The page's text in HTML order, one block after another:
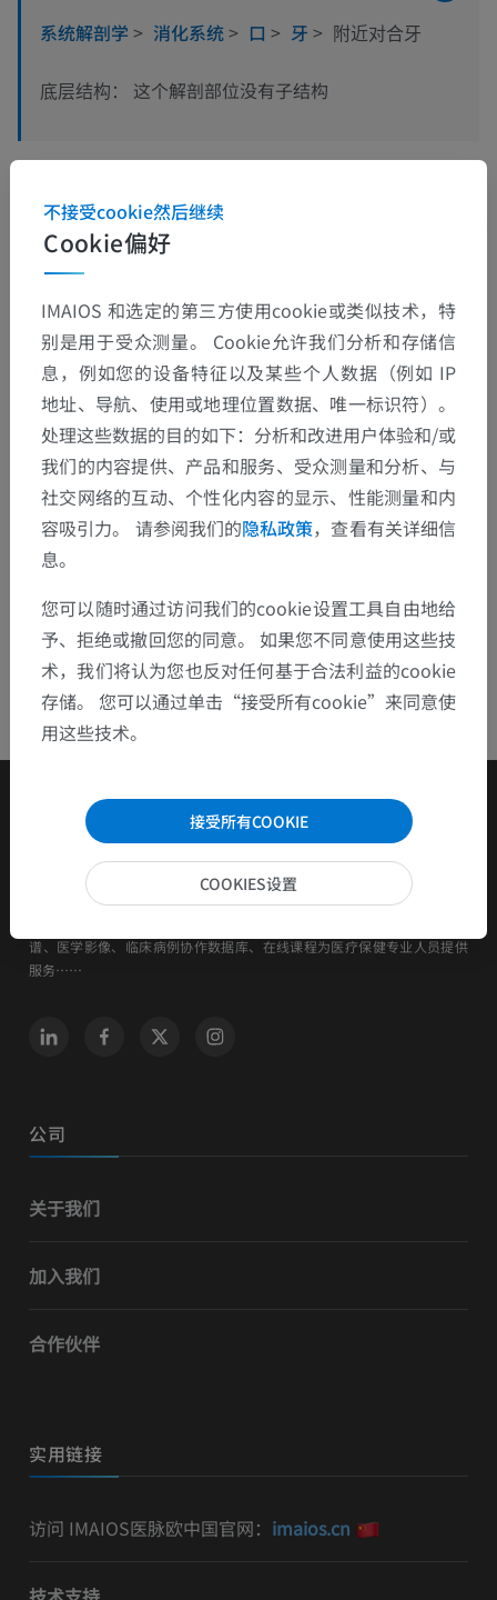
系统解剖学 > 消化系统> 口 > 牙 > 附近对合牙
底层结构： 这个解剖部位没有子结构
翻译
发现错误？
欢迎提出更正、翻译或内容改进的建议。
检举错误
下载APP
谱、医学影像、临床病例协作数据库、在线课程为医疗保健专业人员提供
服务……
公司
关于我们
加入我们
合作伙伴
实用链接
访问 IMAIOS医脉欧中国官网： imaios.cn
Cookie偏好
不接受cookie然后继续
IMAIOS 和选定的第三方使用cookie或类似技术，特
别是用于受众测量。 Cookie允许我们分析和存储信
息，例如您的设备特征以及某些个人数据（例如 IP
地址、导航、使用或地理位置数据、唯一标识符）。
处理这些数据的目的如下：分析和改进用户体验和/或
我们的内容提供、产品和服务、受众测量和分析、与
社交网络的互动、个性化内容的显示、性能测量和内
容吸引力。 请参阅我们的隐私政策，查看有关详细信
息。
您可以随时通过访问我们的cookie设置工具自由地给
予、拒绝或撤回您的同意。 如果您不同意使用这些技
术，我们将认为您也反对任何基于合法利益的cookie
存储。 您可以通过单击“接受所有cookie”来同意使
用这些技术。
接受所有COOKIE
COOKIES设置